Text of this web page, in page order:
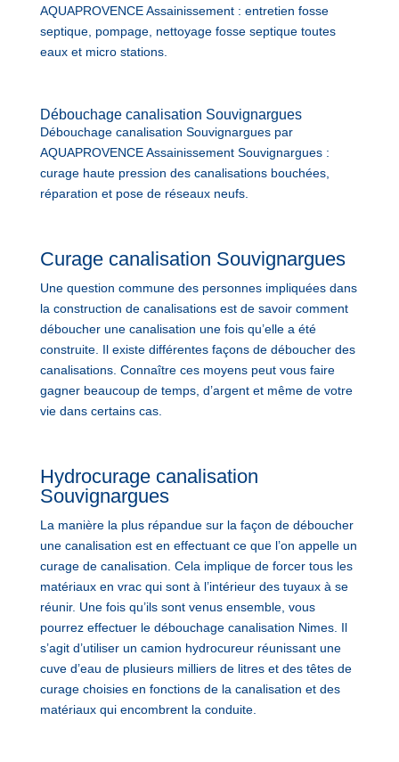
AQUAPROVENCE Assainissement : entretien fosse
septique, pompage, nettoyage fosse septique toutes
eaux et micro stations.
Débouchage canalisation Souvignargues
Débouchage canalisation Souvignargues par
AQUAPROVENCE Assainissement Souvignargues :
curage haute pression des canalisations bouchées,
réparation et pose de réseaux neufs.
Curage canalisation Souvignargues
Une question commune des personnes impliquées dans
la construction de canalisations est de savoir comment
déboucher une canalisation une fois qu’elle a été
construite. Il existe différentes façons de déboucher des
canalisations. Connaître ces moyens peut vous faire
gagner beaucoup de temps, d’argent et même de votre
vie dans certains cas.
Hydrocurage canalisation
Souvignargues
La manière la plus répandue sur la façon de déboucher
une canalisation est en effectuant ce que l’on appelle un
curage de canalisation. Cela implique de forcer tous les
matériaux en vrac qui sont à l’intérieur des tuyaux à se
réunir. Une fois qu’ils sont venus ensemble, vous
pourrez effectuer le débouchage canalisation Nimes. Il
s’agit d’utiliser un camion hydrocureur réunissant une
cuve d’eau de plusieurs milliers de litres et des têtes de
curage choisies en fonctions de la canalisation et des
matériaux qui encombrent la conduite.